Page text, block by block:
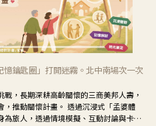
憶鑰匙圈」打開迷霧。北中南場次一次
，長期深耕高齡關懷的三商美邦人壽，
畫。 透過沉浸式「孟婆體
為旅人，透過情境模擬、互動討論與卡牌